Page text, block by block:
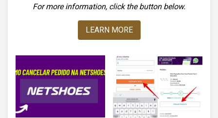
For more information, click the button below.
LEARN MORE